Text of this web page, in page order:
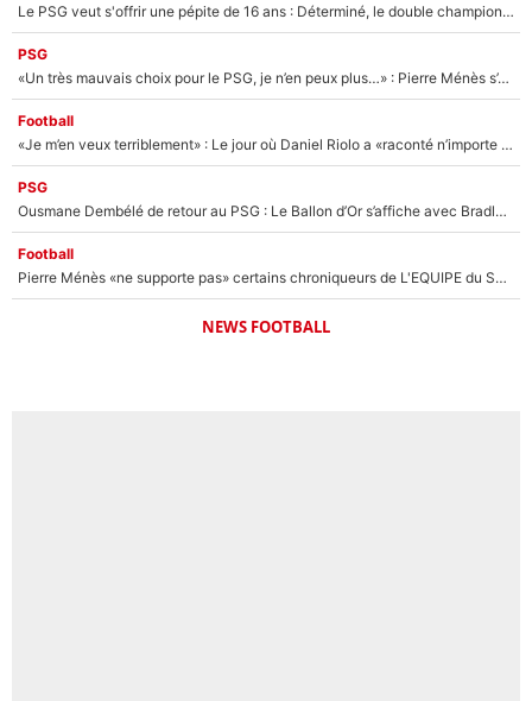
Le PSG veut s'offrir une pépite de 16 ans : Déterminé, le double champion d'Europe en titre est prêt à lâcher 40M€ pour celui que l'on compare déjà à Vinicius Jr !
PSG
«Un très mauvais choix pour le PSG, je n’en peux plus…» : Pierre Ménès s’est complètement trompé avec Luis Enrique et ces déclarations le prouvent !
Football
«Je m’en veux terriblement» : Le jour où Daniel Riolo a «raconté n’importe quoi» dans l'After Foot !
PSG
Ousmane Dembélé de retour au PSG : Le Ballon d’Or s’affiche avec Bradley Barcola en plein cœur du feuilleton sur son départ !
Football
Pierre Ménès «ne supporte pas» certains chroniqueurs de L'EQUIPE du Soir : Ils vont tous partir !
NEWS FOOTBALL